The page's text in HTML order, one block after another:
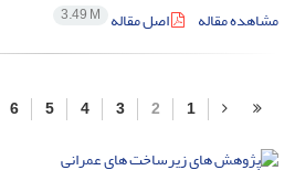
مشاهده مقاله
اصل مقاله 3.49 M
1
2
3
4
5
6